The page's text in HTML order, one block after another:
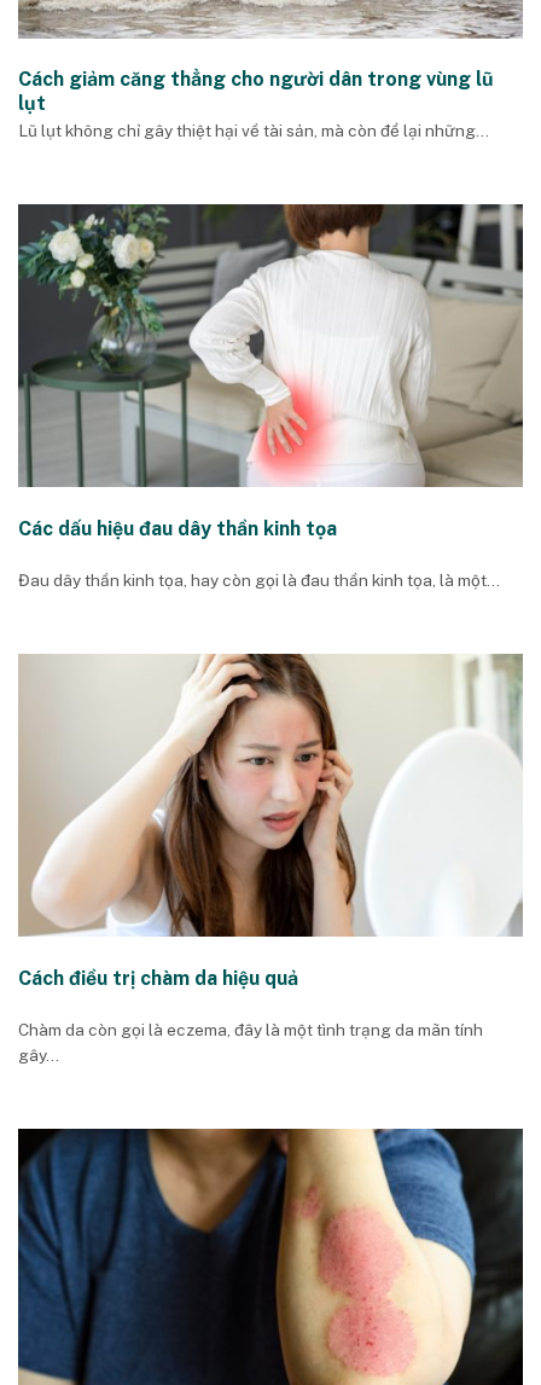
Cách giảm căng thẳng cho người dân trong vùng lũ
lụt
Lũ lụt không chỉ gây thiệt hại về tài sản, mà còn để lại những...
Các dấu hiệu đau dây thần kinh tọa
Đau dây thần kinh tọa, hay còn gọi là đau thần kinh tọa, là một...
Cách điều trị chàm da hiệu quả
Chàm da còn gọi là eczema, đây là một tình trạng da mãn tính
gây...